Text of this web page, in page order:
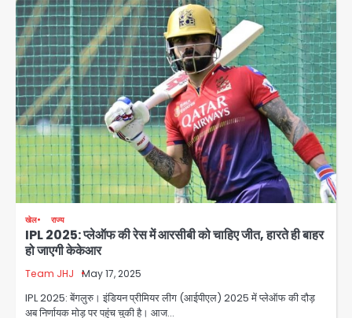
खेल राज्य
IPL 2025: प्लेऑफ की रेस में आरसीबी को चाहिए जीत, हारते ही बाहर
हो जाएगी केकेआर
Team JHJ May 17, 2025
IPL 2025: बेंगलुरु। इंडियन प्रीमियर लीग (आईपीएल) 2025 में प्लेऑफ की दौड़
अब निर्णायक मोड़ पर पहुंच चुकी है। आज…